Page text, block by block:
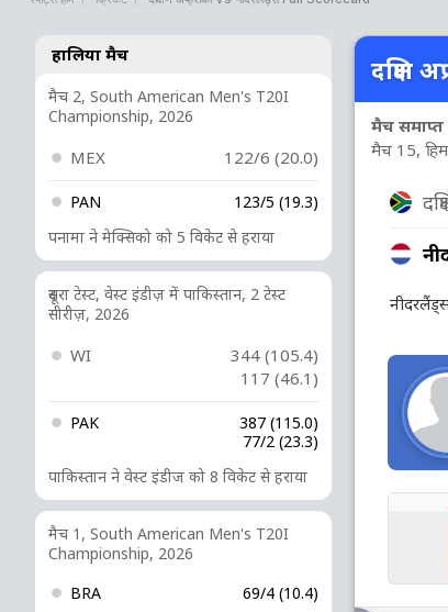
हालिया मैच
मैच 2, South American Men's T20I
Championship, 2026
MEX 122/6 (20.0)
PAN
123/5 (19.3)
पनामा ने मेक्सिको को 5 विकेट से हराया
दूसरा टेस्ट, वेस्ट इंडीज़ में पाकिस्तान, 2 टेस्ट
सीरीज़, 2026
WI
344 (105.4)
117 (46.1)
PAK
387 (115.0)
77/2 (23.3)
पाकिस्तान ने वेस्ट इंडीज को 8 विकेट से हराया
मैच 1, South American Men's T20I
Championship, 2026
BRA
69/4 (10.4)
दक्षिण
मैच समाप्त
मैच 15,